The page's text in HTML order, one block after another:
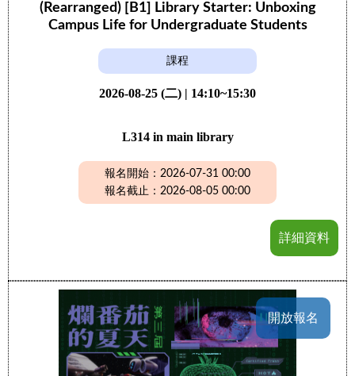
(Rearranged) [B1] Library Starter: Unboxing
Campus Life for Undergraduate Students
課程
2026-08-25 (二) | 14:10~15:30
L314 in main library
報名開始：2026-07-31 00:00
報名截止：2026-08-05 00:00
詳細資料
開放報名